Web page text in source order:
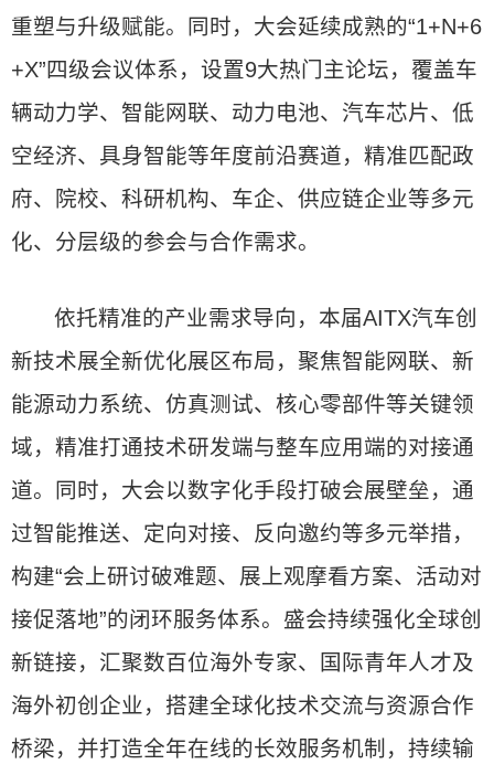
重塑与升级赋能。同时，大会延续成熟的“1+N+6
+X”四级会议体系，设置9大热门主论坛，覆盖车
辆动力学、智能网联、动力电池、汽车芯片、低
空经济、具身智能等年度前沿赛道，精准匹配政
府、院校、科研机构、车企、供应链企业等多元
化、分层级的参会与合作需求。
依托精准的产业需求导向，本届AITX汽车创
新技术展全新优化展区布局，聚焦智能网联、新
能源动力系统、仿真测试、核心零部件等关键领
域，精准打通技术研发端与整车应用端的对接通
道。同时，大会以数字化手段打破会展壁垒，通
过智能推送、定向对接、反向邀约等多元举措，
构建“会上研讨破难题、展上观摩看方案、活动对
接促落地”的闭环服务体系。盛会持续强化全球创
新链接，汇聚数百位海外专家、国际青年人才及
海外初创企业，搭建全球化技术交流与资源合作
桥梁，并打造全年在线的长效服务机制，持续输